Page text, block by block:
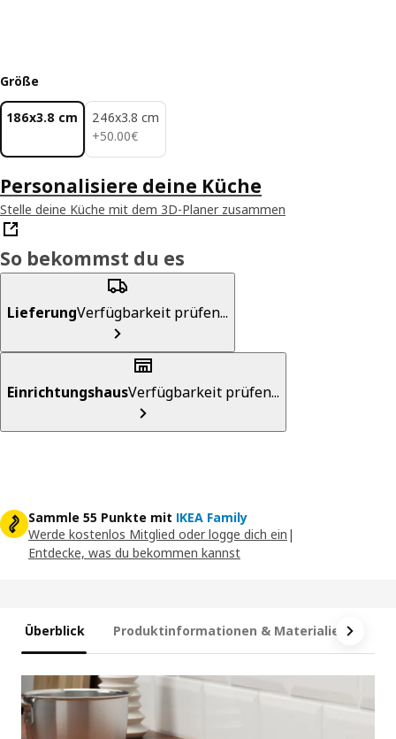
Größe
186x3.8 cm
246x3.8 cm
+50.00€
50.00€
Personalisiere deine Küche
Stelle deine Küche mit dem 3D-Planer zusammen
So bekommst du es
LieferungVerfügbarkeit prüfen...
EinrichtungshausVerfügbarkeit prüfen...
Sammle 55 Punkte mit IKEA Family
Werde kostenlos Mitglied oder logge dich ein |
Entdecke, was du bekommen kannst
Überblick Produktinformationen & Materialien